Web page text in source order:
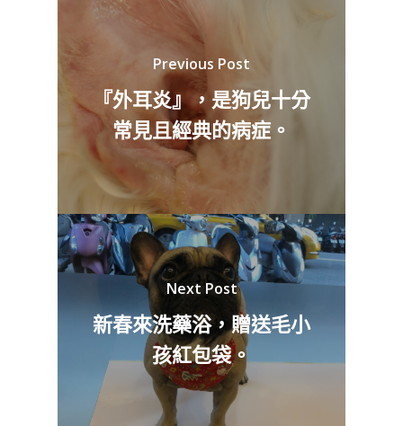
Previous Post
『外耳炎』，是狗兒十分
常見且經典的病症。
Next Post
新春來洗藥浴，贈送毛小
孩紅包袋。